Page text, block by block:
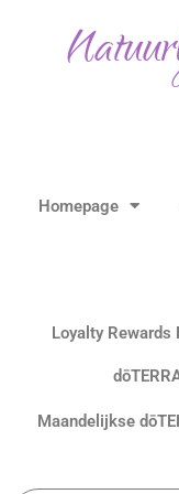
Homepage
Loyalty Rewards
Maandelijkse